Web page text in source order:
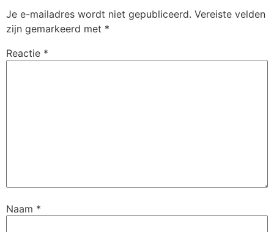
Je e-mailadres wordt niet gepubliceerd. Vereiste velden
zijn gemarkeerd met *
Reactie *
Naam *